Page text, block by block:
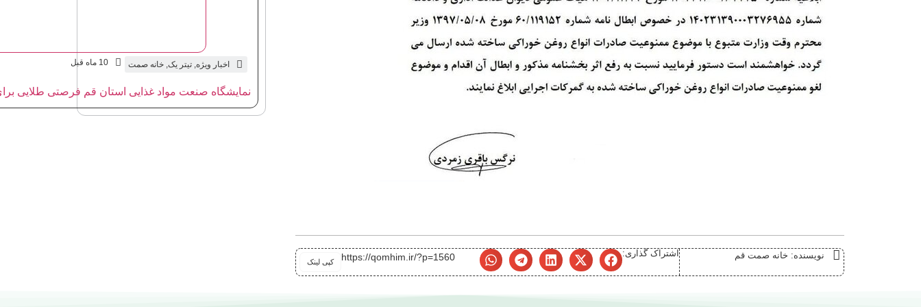
نویسنده: خانه صمت قم اشتراک گذاری:
کپی لینک https://qomhim.ir/?p=1560
اخبار ویژه,تیتر یک,خانه صمت 10 ماه قبل
نمایشگاه صنعت مواد غذایی استان قم فرصتی طلایی